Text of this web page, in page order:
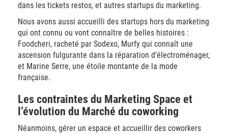
dans les tickets restos, et autres startups du marketing.
Nous avons aussi accueilli des startups hors du marketing
qui ont connu ou vont connaître de belles histoires :
Foodcheri, racheté par Sodexo, Murfy qui connaît une
ascension fulgurante dans la réparation d’électroménager,
et Marine Serre, une étoile montante de la mode
française.
Les contraintes du Marketing Space et
l’évolution du Marché du coworking
Néanmoins, gérer un espace et accueillir des coworkers